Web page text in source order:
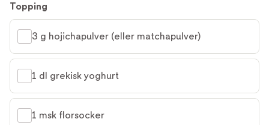
Topping
3 g hojichapulver (eller matchapulver)
1 dl grekisk yoghurt
1 msk florsocker